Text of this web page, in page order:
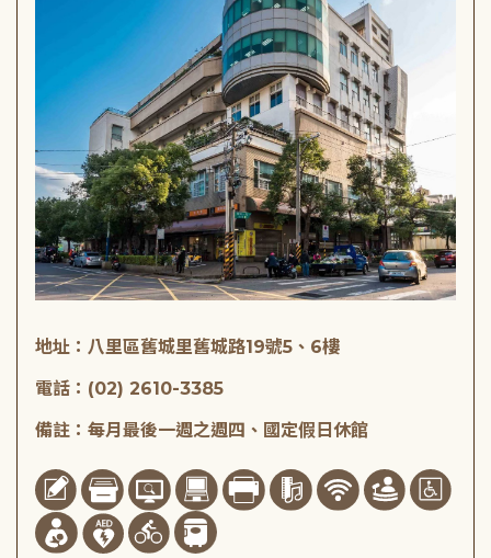
地址：八里區舊城里舊城路19號5、6樓
電話：(02) 2610-3385
備註：每月最後一週之週四、國定假日休館